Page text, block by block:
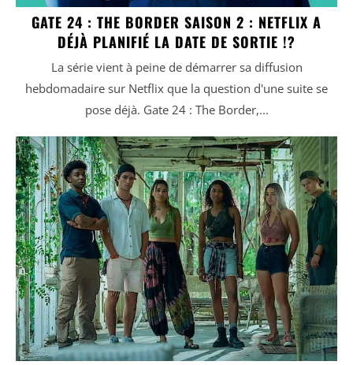
GATE 24 : THE BORDER SAISON 2 : NETFLIX A
DÉJÀ PLANIFIÉ LA DATE DE SORTIE !?
La série vient à peine de démarrer sa diffusion
hebdomadaire sur Netflix que la question d'une suite se
pose déjà. Gate 24 : The Border,...